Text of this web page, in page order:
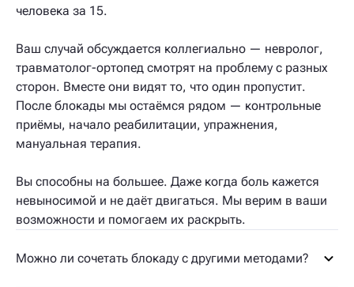
человека за 15.
Ваш случай обсуждается коллегиально — невролог,
травматолог-ортопед смотрят на проблему с разных
сторон. Вместе они видят то, что один пропустит.
После блокады мы остаёмся рядом — контрольные
приёмы, начало реабилитации, упражнения,
мануальная терапия.
Вы способны на большее. Даже когда боль кажется
невыносимой и не даёт двигаться. Мы верим в ваши
возможности и помогаем их раскрыть.
Можно ли сочетать блокаду с другими методами?